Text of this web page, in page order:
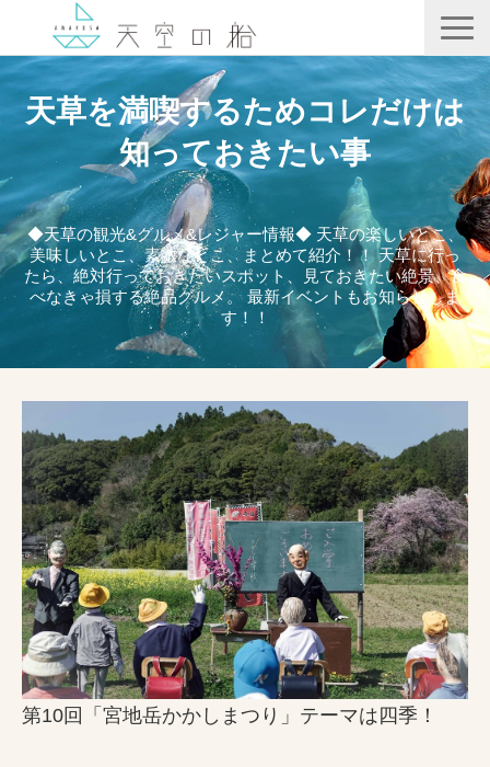
天空の船
ホテル竜宮
天ノ寂
記事一覧
コンテンツ
天草を満喫するためコレだけは
知っておきたい事
◆天草の観光&グルメ&レジャー情報◆ 天草の楽しいとこ、
美味しいとこ、素敵なとこ、まとめて紹介！！ 天草に行っ
たら、絶対行っておきたいスポット、見ておきたい絶景、食
べなきゃ損する絶品グルメ。 最新イベントもお知らせしま
す！！
第10回「宮地岳かかしまつり」テーマは四季！